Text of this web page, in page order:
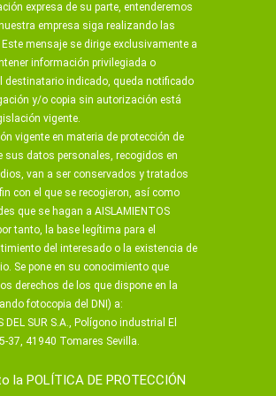
expresa de su parte, entenderemos
empresa siga realizando las
mensaje se dirige exclusivamente a
información privilegiada o
destinatario indicado, queda notificado
y/o copia sin autorización está
vigente.
vigente en materia de protección de
sus datos personales, recogidos en
van a ser conservados y tratados
con el que se recogieron, así como
que se hagan a AISLAMIENTOS
tanto, la base legítima para el
del interesado o la existencia de
Se pone en su conocimiento que
derechos de los que dispone en la
fotocopia del DNI) a:
DEL SUR S.A., Polígono industrial El
37, 41940 Tomares Sevilla.
la POLÍTICA DE PROTECCIÓN